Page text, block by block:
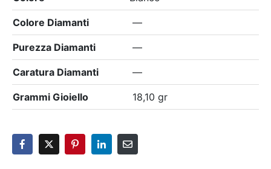
Colore Diamanti —
Purezza Diamanti —
Caratura Diamanti —
Grammi Gioiello 18,10 gr